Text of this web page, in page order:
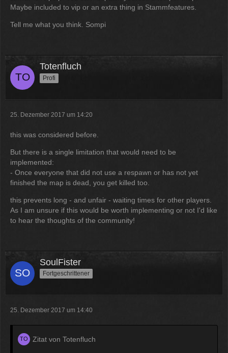
einem aus der Tasche gezogen
wird
Ja das ist echt wild. Vor allem
11:18
Maybe included to vip or an extra thing in Stammfeatures.
Tell me what you think. Sompi
Totenfluch
Profi
25. Dezember 2017 um 14:20
this was considered before.
But there is a single limitation that would need to be
implemented:
- Once everyone that did not use a respawn or has not yet
finished the map is dead, you get killed too.
this prevents long - and unfair - waiting times for other players.
As I am unsure if this would be worth implementing or not I'd like
to hear the thoughts of the community!
SoulFister
Fortgeschrittener
25. Dezember 2017 um 14:40
Zitat von Totenfluch